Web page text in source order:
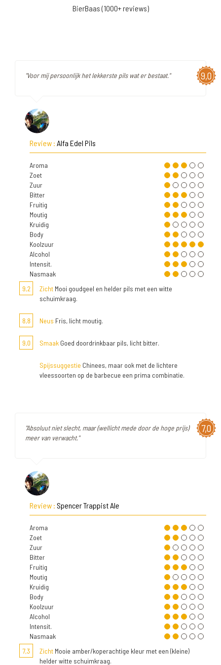
BierBaas (1000+ reviews)
9,0
"Voor mij persoonlijk het lekkerste pils wat er bestaat."
Review : Alfa Edel Pils
Aroma
Zoet
Zuur
Bitter
Fruitig
Moutig
Kruidig
Body
Koolzuur
Alcohol
Intensit.
Nasmaak
9,2
Zicht Mooi goudgeel en helder pils met een witte
schuimkraag.
8,8 Neus Fris, licht moutig.
9,0 Smaak Goed doordrinkbaar pils, licht bitter.
Spijssuggestie Chinees, maar ook met de lichtere
vleessoorten op de barbecue een prima combinatie.
7,0
"Absoluut niet slecht, maar (wellicht mede door de hoge prijs)
meer van verwacht."
Review : Spencer Trappist Ale
Aroma
Zoet
Zuur
Bitter
Fruitig
Moutig
Kruidig
Body
Koolzuur
Alcohol
Intensit.
Nasmaak
7,3
Zicht Mooie amber/koperachtige kleur met een (kleine)
helder witte schuimkraag.